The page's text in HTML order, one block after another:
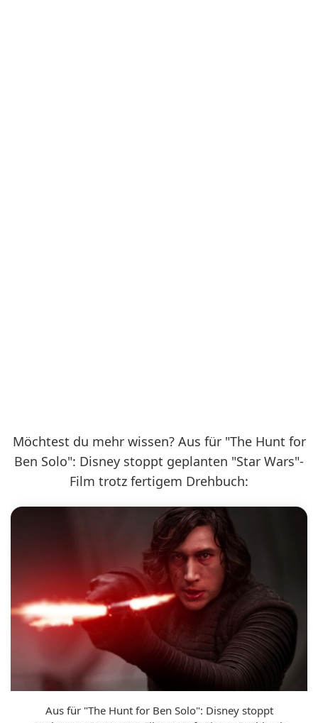
Möchtest du mehr wissen? Aus für "The Hunt for
Ben Solo": Disney stoppt geplanten "Star Wars"-
Film trotz fertigem Drehbuch:
Aus für "The Hunt for Ben Solo": Disney stoppt